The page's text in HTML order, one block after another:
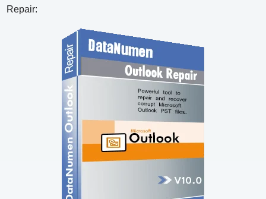
Repair: